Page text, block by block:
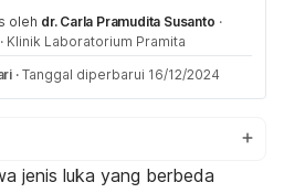
oleh dr. Carla Pramudita Susanto ·
· Klinik Laboratorium Pramita
· Tanggal diperbarui 16/12/2024
jenis luka yang berbeda